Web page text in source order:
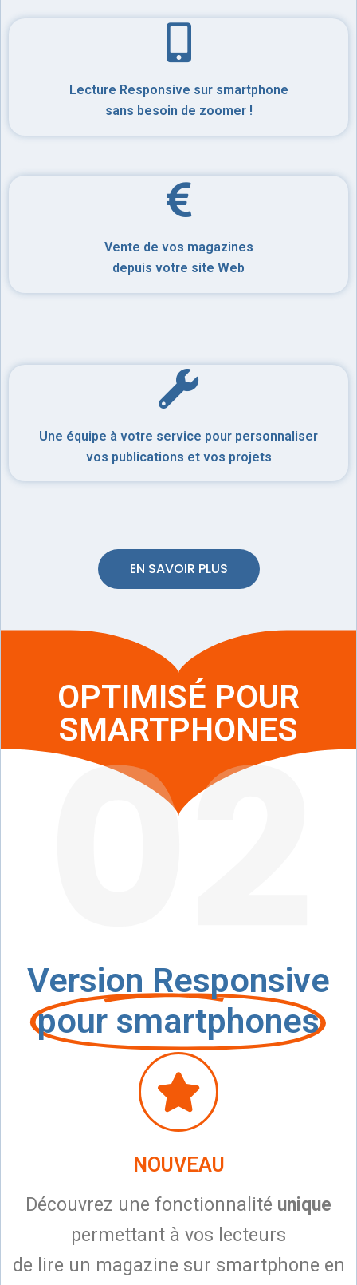
Lecture Responsive sur smartphone
sans besoin de zoomer !
Vente de vos magazines
depuis votre site Web
Une équipe à votre service pour personnaliser
vos publications et vos projets
EN SAVOIR PLUS
OPTIMISÉ POUR
SMARTPHONES
02
Version Responsive
pour smartphones
NOUVEAU
Découvrez une fonctionnalité unique
permettant à vos lecteurs
de lire un magazine sur smartphone en